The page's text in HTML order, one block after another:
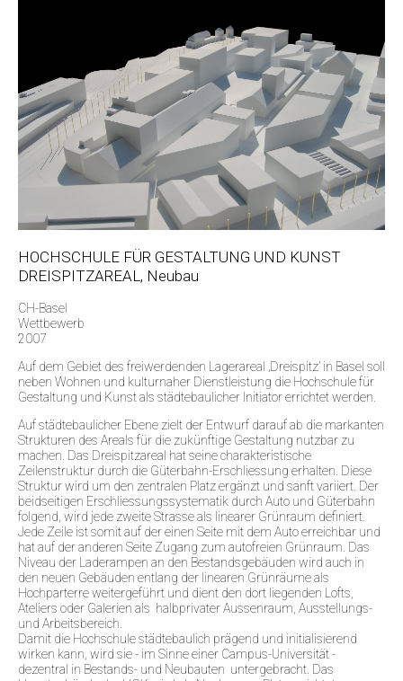
HOCHSCHULE FÜR GESTALTUNG UND KUNST
DREISPITZAREAL, Neubau
CH-Basel
Wettbewerb
2007
Auf dem Gebiet des freiwerdenden Lagerareal ‚Dreispitz’ in Basel soll
neben Wohnen und kulturnaher Dienstleistung die Hochschule für
Gestaltung und Kunst als städtebaulicher Initiator errichtet werden.
Auf städtebaulicher Ebene zielt der Entwurf darauf ab die markanten
Strukturen des Areals für die zukünftige Gestaltung nutzbar zu
machen. Das Dreispitzareal hat seine charakteristische
Zeilenstruktur durch die Güterbahn-Erschliessung erhalten. Diese
Struktur wird um den zentralen Platz ergänzt und sanft variiert. Der
beidseitigen Erschliessungssystematik durch Auto und Güterbahn
folgend, wird jede zweite Strasse als linearer Grünraum definiert.
Jede Zeile ist somit auf der einen Seite mit dem Auto erreichbar und
hat auf der anderen Seite Zugang zum autofreien Grünraum. Das
Niveau der Laderampen an den Bestandsgebäuden wird auch in
den neuen Gebäuden entlang der linearen Grünräume als
Hochparterre weitergeführt und dient den dort liegenden Lofts,
Ateliers oder Galerien als halbprivater Aussenraum, Ausstellungs-
und Arbeitsbereich.
Damit die Hochschule städtebaulich prägend und initialisierend
wirken kann, wird sie - im Sinne einer Campus-Universität -
dezentral in Bestands- und Neubauten untergebracht. Das